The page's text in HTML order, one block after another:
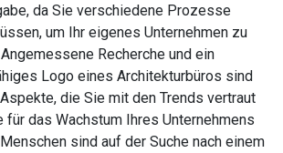
da Sie verschiedene Prozesse
um Ihr eigenes Unternehmen zu
Recherche und ein
Logo eines Architekturbüros sind
die Sie mit den Trends vertraut
für das Wachstum Ihres Unternehmens
sind auf der Suche nach einem